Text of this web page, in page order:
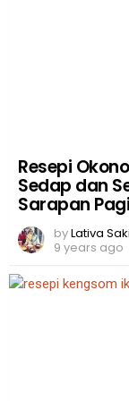
Resepi
Sedap dan
Sarapan Pagi
byLativa
9 years ago